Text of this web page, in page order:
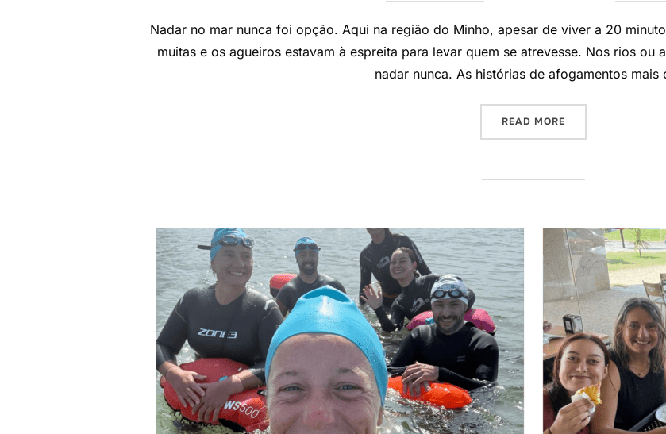
Nadar no mar nunca foi opção. Aqui na região do Minho, apesar de viver a 20
muitas e os agueiros estavam à espreita para levar quem se atrevesse. Nos rios ou
nadar nunca. As histórias de afogamentos mais
READ MORE